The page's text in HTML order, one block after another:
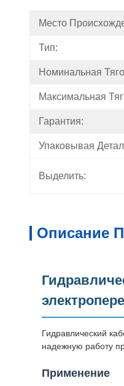
Место
Тип:
Номинальная
Максимальная
Гарантия:
Упаковывая
Выделить:
Описание
Гидравлический
надежную работу
Применение